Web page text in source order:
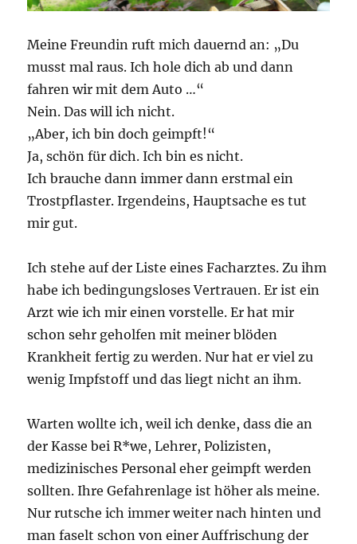
Meine Freundin ruft mich dauernd an: „Du
musst mal raus. Ich hole dich ab und dann
fahren wir mit dem Auto …“
Nein. Das will ich nicht.
„Aber, ich bin doch geimpft!“
Ja, schön für dich. Ich bin es nicht.
Ich brauche dann immer dann erstmal ein
Trostpflaster. Irgendeins, Hauptsache es tut
mir gut.
Ich stehe auf der Liste eines Facharztes. Zu ihm
habe ich bedingungsloses Vertrauen. Er ist ein
Arzt wie ich mir einen vorstelle. Er hat mir
schon sehr geholfen mit meiner blöden
Krankheit fertig zu werden. Nur hat er viel zu
wenig Impfstoff und das liegt nicht an ihm.
Warten wollte ich, weil ich denke, dass die an
der Kasse bei R*we, Lehrer, Polizisten,
medizinisches Personal eher geimpft werden
sollten. Ihre Gefahrenlage ist höher als meine.
Nur rutsche ich immer weiter nach hinten und
man faselt schon von einer Auffrischung der